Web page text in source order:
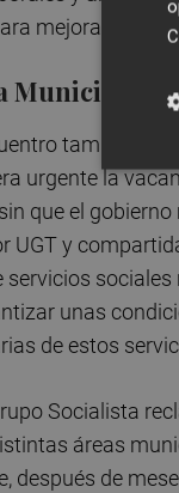
mejorar la
Municipal a
también se
urgente la
que el
UGT y
servicios
unas
de estos
Socialista
áreas
después de